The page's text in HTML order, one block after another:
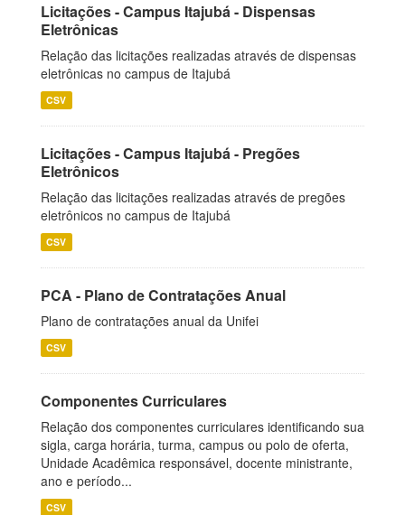
Licitações - Campus Itajubá - Dispensas
Eletrônicas
Relação das licitações realizadas através de dispensas
eletrônicas no campus de Itajubá
CSV
Licitações - Campus Itajubá - Pregões
Eletrônicos
Relação das licitações realizadas através de pregões
eletrônicos no campus de Itajubá
CSV
PCA - Plano de Contratações Anual
Plano de contratações anual da Unifei
CSV
Componentes Curriculares
Relação dos componentes curriculares identificando sua
sigla, carga horária, turma, campus ou polo de oferta,
Unidade Acadêmica responsável, docente ministrante,
ano e período...
CSV